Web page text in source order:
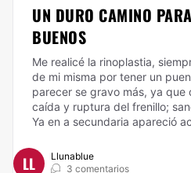
UN DURO CAMINO
BUENOS
Me realicé la rinoplastia,
de mi misma por tener un
parecer se gravo más, ya que
caída y ruptura del frenillo;
Ya en a secundaria apareció
LL
Llunablue
3 comentarios